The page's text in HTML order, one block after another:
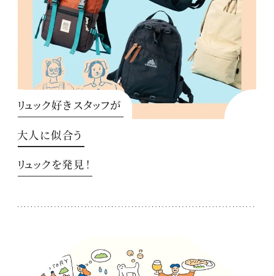
リュック好きスタッフが
大人に似合う
リュックを発見！